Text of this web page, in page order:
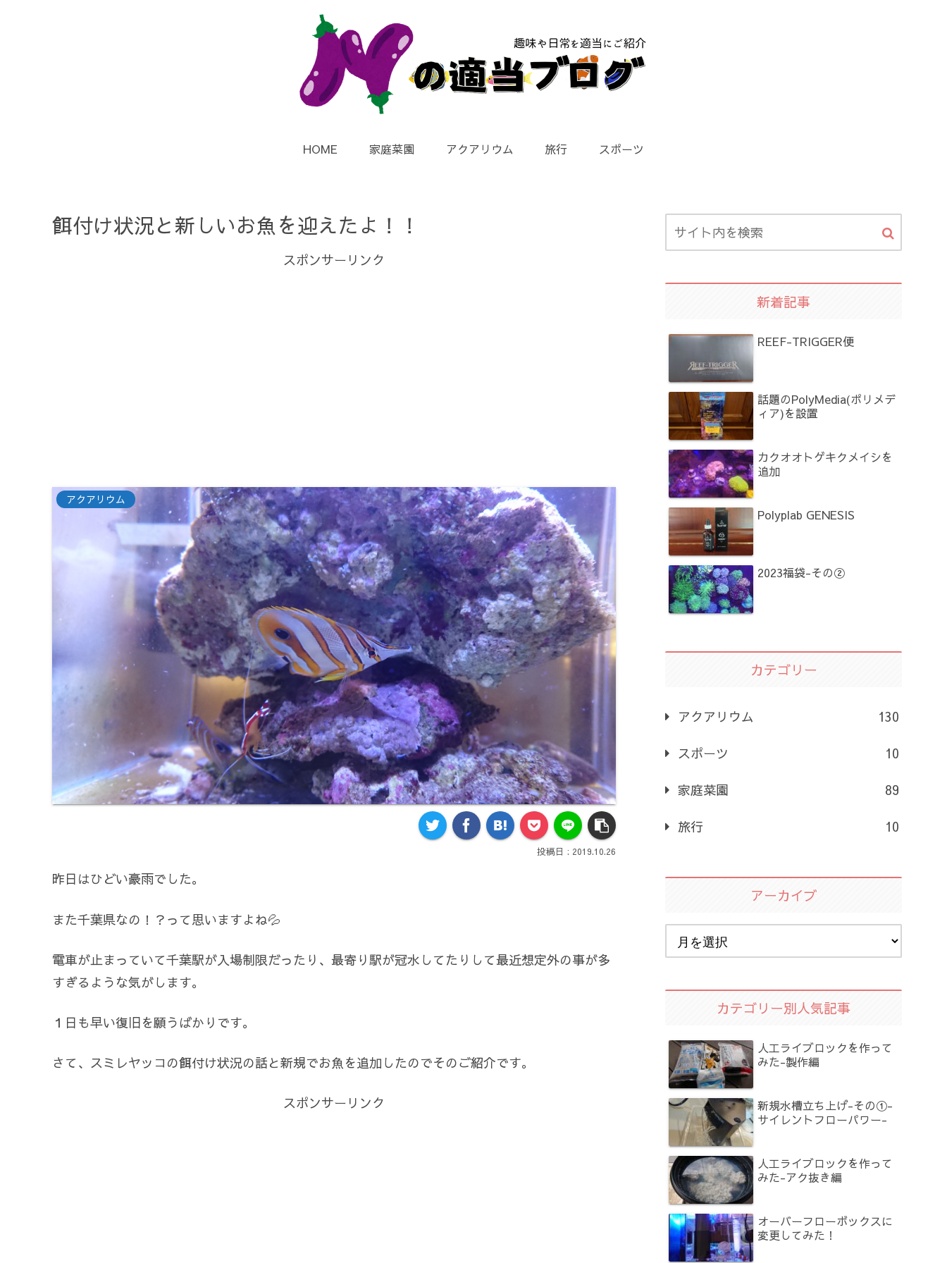
HOME 家庭菜園 アクアリウム 旅行 スポーツ
餌付け状況と新しいお魚を迎えたよ！！
スポンサーリンク
アクアリウム
2019.10.26
昨日はひどい豪雨でした。
また千葉県なの！？って思いますよね💦
電車が止まっていて千葉駅が入場制限だったり、最寄り駅が冠水してたりして最近想定外の事が多
すぎるような気がします。
１日も早い復旧を願うばかりです。
さて、スミレヤッコの餌付け状況の話と新規でお魚を追加したのでそのご紹介です。
スポンサーリンク
新着記事
REEF-TRIGGER便
話題のPolyMedia(ポリメデ
ィア)を設置
カクオオトゲキクメイシを
追加
Polyplab GENESIS
2023福袋-その②
カテゴリー
アクアリウム 130
スポーツ 10
家庭菜園 89
旅行 10
アーカイブ
カテゴリー別人気記事
人工ライブロックを作って
みた-製作編
新規水槽立ち上げ-その①-
サイレントフローパワー-
人工ライブロックを作って
みた-アク抜き編
オーバーフローボックスに
変更してみた！